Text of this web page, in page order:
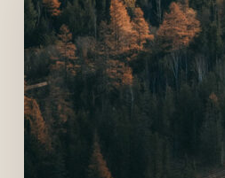
festival
lineup